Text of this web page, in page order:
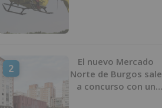
2
El nuevo Mercado
Norte de Burgos sale
a concurso con un